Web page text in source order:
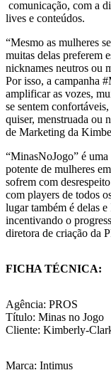
comunicação, com a
lives e conteúdos.
“Mesmo as mulheres
muitas delas preferem
nicknames neutros ou
Por isso, a campanha
amplificar as vozes,
se sentem
quiser, menstruada ou
de Marketing da
“MinasNoJogo” é
potente de mulheres
sofrem com
com players de todos
lugar também é delas
incentivando o
diretora de criação da
FICHA TÉCNICA:
Agência: PROS
Título: Minas no Jogo
Cliente: Kimberly-
Marca: Intimus